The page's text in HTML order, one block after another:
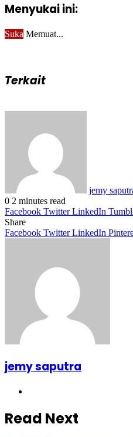
Menyukai ini:
Suka Memuat...
Terkait
jemy
0 2 minutes read
Facebook Twitter LinkedIn
Share
Facebook Twitter LinkedIn
jemy saputra
Read Next